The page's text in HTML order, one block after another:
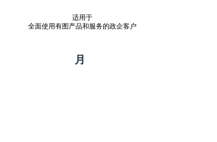
适用于
全面使用有图产品和服务的政企客户
月